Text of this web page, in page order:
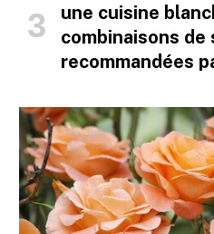
une cuisine
combinaisons de
recommandées